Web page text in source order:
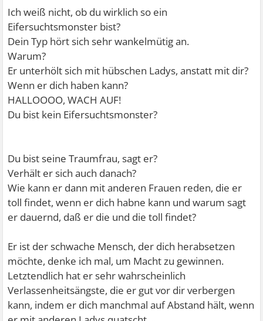
Allerdings komme ich garnicht drauf klar, wenn er sagt,
das er die oder jene toll findet/fand oder die sei hübsch.
Ich raste dann innerlich immer komplett aus, weiß aber,
das es mein Problem ist und nicht seins. Außerdem
komme ich nicht drauf klar, wenn er sich auf Partys mit
Mädels unterhält, wo ich weiß, das er die toll findet. Oder
mit Kumpels über Frauen redet. Da geht sofort mein
Gedankenkarusell los und ich kann es einfach nicht
In den Momenten aber leider nicht... Weiß jmd ein Rat,
wie ich gegen diese Gedanken ankomme?
Ich weiß einfach nicht mehr weiter. Klar habe ich mit ihm
schonmal drüber geredet, aber er meint auch, dass er
sich nicht komplett für mich ändern kann und soll er ja
ansprechen, schlucke meinen Ärger runter und kriege
Magenschmerzen..
Ich danke Euch schonmal fürs durchlesen und hoffe, ihr
könnt mir etwas helfen..
Ich weiß nicht, ob du wirklich so ein
Eifersuchtsmonster bist?
Dein Typ hört sich sehr wankelmütig an.
Warum?
Er unterhölt sich mit hübschen Ladys, anstatt mit dir?
Wenn er dich haben kann?
HALLOOOO, WACH AUF!
Du bist kein Eifersuchtsmonster?
Du bist seine Traumfrau, sagt er?
Verhält er sich auch danach?
Wie kann er dann mit anderen Frauen reden, die er
toll findet, wenn er dich habne kann und warum sagt
er dauernd, daß er die und die toll findet?
Er ist der schwache Mensch, der dich herabsetzen
möchte, denke ich mal, um Macht zu gewinnen.
Letztendlich hat er sehr wahrscheinlich
Verlassenheitsängste, die er gut vor dir verbergen
kann, indem er dich manchmal auf Abstand hält, wenn